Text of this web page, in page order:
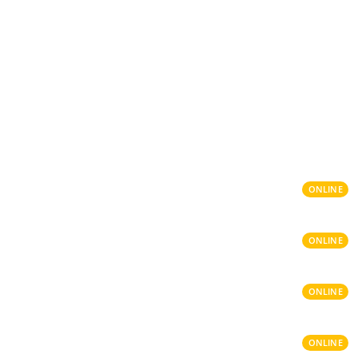
ONLINE
ONLINE
ONLINE
ONLINE